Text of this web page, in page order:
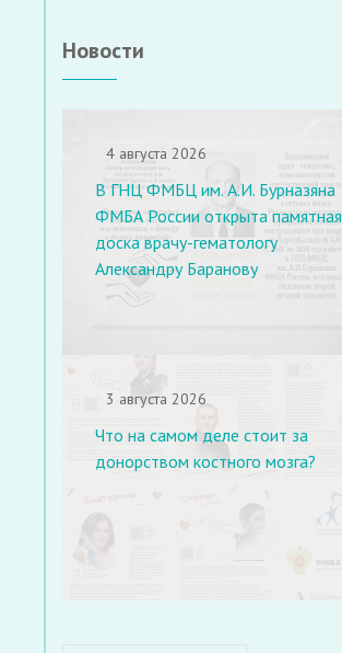
Новости
4 августа 2026
В ГНЦ ФМБЦ им. А.И. Бурназяна
ФМБА России открыта памятная
доска врачу-гематологу
Александру Баранову
3 августа 2026
Что на самом деле стоит за
донорством костного мозга?